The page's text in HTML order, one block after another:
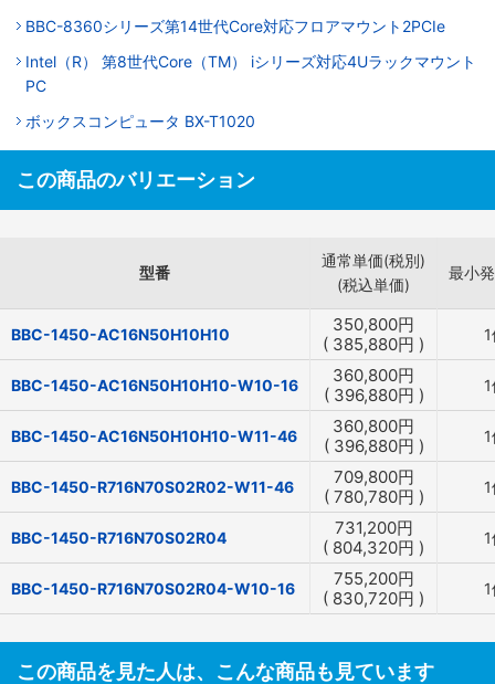
BBC-8360シリーズ第14世代Core対応フロアマウント2PCIe
Intel（R） 第8世代Core（TM） iシリーズ対応4Uラックマウント
PC
ボックスコンピュータ BX-T1020
この商品のバリエーション
型番
通常単価(税別)
(税込単価)
最小
BBC-1450-AC16N50H10H10 350,800円
( 385,880円 )
BBC-1450-AC16N50H10H10-W10-16 360,800円
( 396,880円 )
BBC-1450-AC16N50H10H10-W11-46 360,800円
( 396,880円 )
BBC-1450-R716N70S02R02-W11-46 709,800円
( 780,780円 )
BBC-1450-R716N70S02R04 731,200円
( 804,320円 )
BBC-1450-R716N70S02R04-W10-16 755,200円
( 830,720円 )
この商品を見た人は、こんな商品も見ています